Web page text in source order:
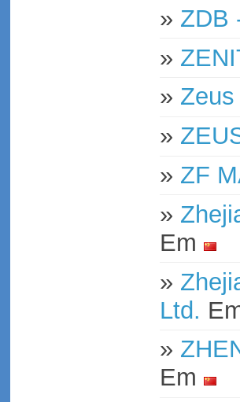
» ZDB
»
»
»
» ZF
»
Em
»
Ltd.
»
Em